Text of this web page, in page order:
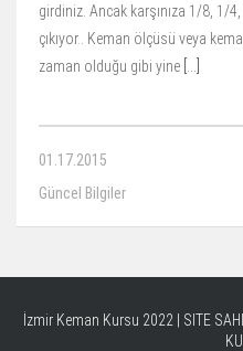
girdiniz. Ancak karşınıza 1/8, 1/
çıkıyor.. Keman ölçüsü veya
zaman olduğu gibi yine
01.17.2015
Güncel Bilgiler
İzmir Keman Kursu 2022 | SITE